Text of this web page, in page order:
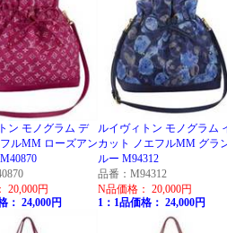
ン モノグラム デ
ルMM ローズアン
ルイヴィトン モノグラム
カット ノエフルMM グラ
ルー M94312
20,000円
： 24,000円
品番：M94312
N品価格： 20,000円
1：1品価格： 24,000円